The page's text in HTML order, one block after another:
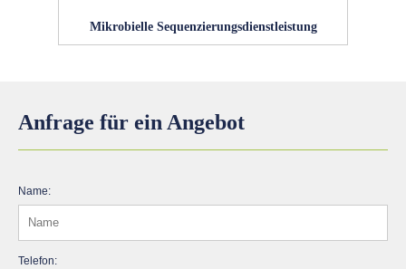
Mikrobielle Sequenzierungsdienstleistung
Anfrage für ein Angebot
Name:
Telefon: